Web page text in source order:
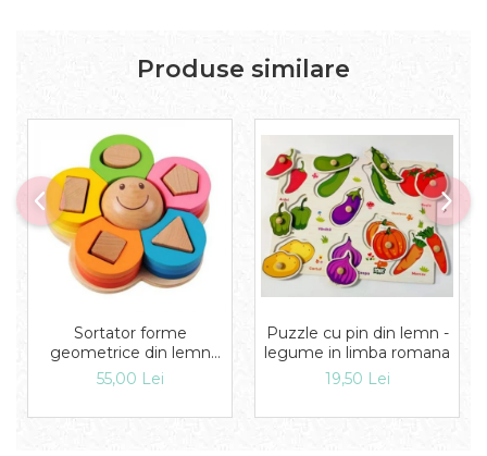
Produse similare
Sortator forme
geometrice din lemn
Floare
55,00 Lei
Puzzle cu pin din lemn -
legume in limba romana
19,50 Lei